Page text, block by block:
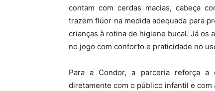
contam com cerdas macias, cabeça
trazem flúor na medida adequada para
crianças à rotina de higiene bucal. Já os
no jogo com conforto e praticidade no
Para a Condor, a parceria reforça a
diretamente com o público infantil e